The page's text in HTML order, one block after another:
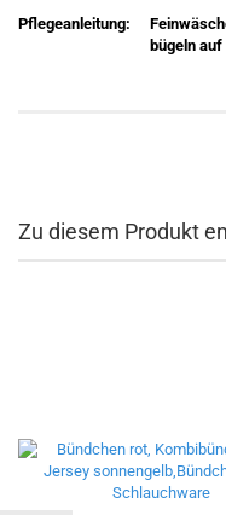
Pflegeanleitung:
bügeln auf
Zu diesem Produkt